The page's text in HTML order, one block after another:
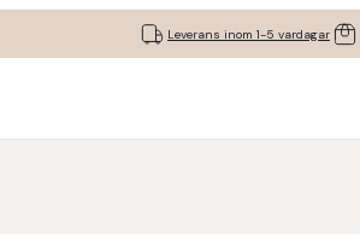
Leverans inom 1-5 vardagar